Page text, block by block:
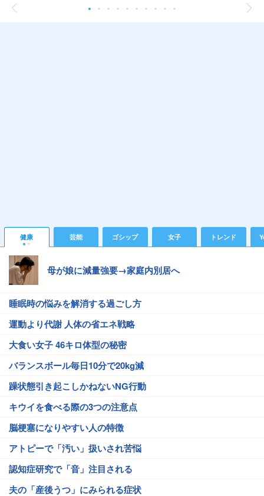
健康 芸能 ゴシップ 女子 トレンド
母が娘に減量強要→家庭内別居へ
睡眠時の悩みを解消する過ごし方
運動より代謝 人体の省エネ戦略
大食い女子 46キロ体型の秘密
バランスボール毎日10分で20kg減
躁状態引き起こしかねないNG行動
キウイを食べる際の3つの注意点
脳梗塞になりやすい人の特徴
アトピーで「汚い」扱いされ苦悩
認知症研究で「音」注目される
夫の「産後うつ」にみられる症状